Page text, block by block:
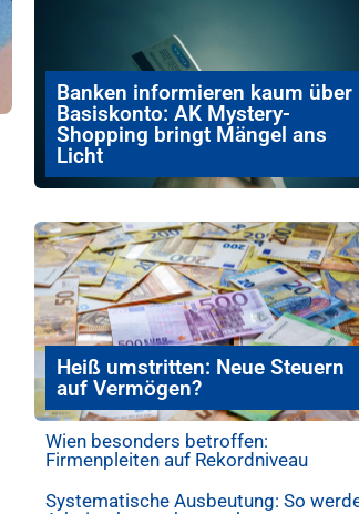
Banken informieren kaum über
Basiskonto: AK Mystery-
Shopping bringt Mängel ans
Licht
Heiß umstritten: Neue Steuern
auf Vermögen?
Wien besonders betroffen:
Firmenpleiten auf Rekordniveau
Systematische Ausbeutung: So